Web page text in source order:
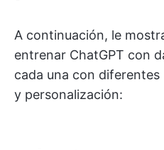
A continuación, le
entrenar ChatGPT con
cada una con
y personalización: